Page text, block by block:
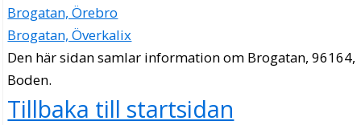
Brogatan, Örebro
Brogatan, Överkalix
Den här sidan samlar information om Brogatan, 96164,
Boden.
Tillbaka till startsidan